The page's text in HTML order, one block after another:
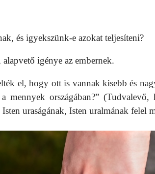
és igyekszünk-e azokat teljesíteni?
igénye az embernek.
el, hogy ott is vannak kisebb és
országában?” (Tudvalevő,
uraságának, Isten uralmának felel